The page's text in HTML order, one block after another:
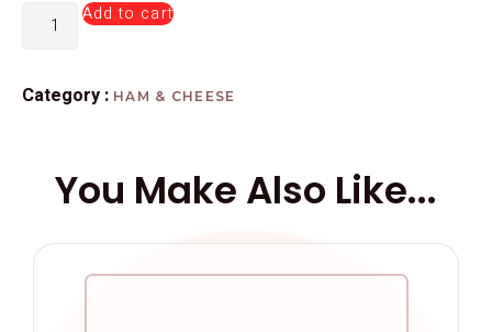
Add to cart
Category : HAM & CHEESE
You Make Also Like...